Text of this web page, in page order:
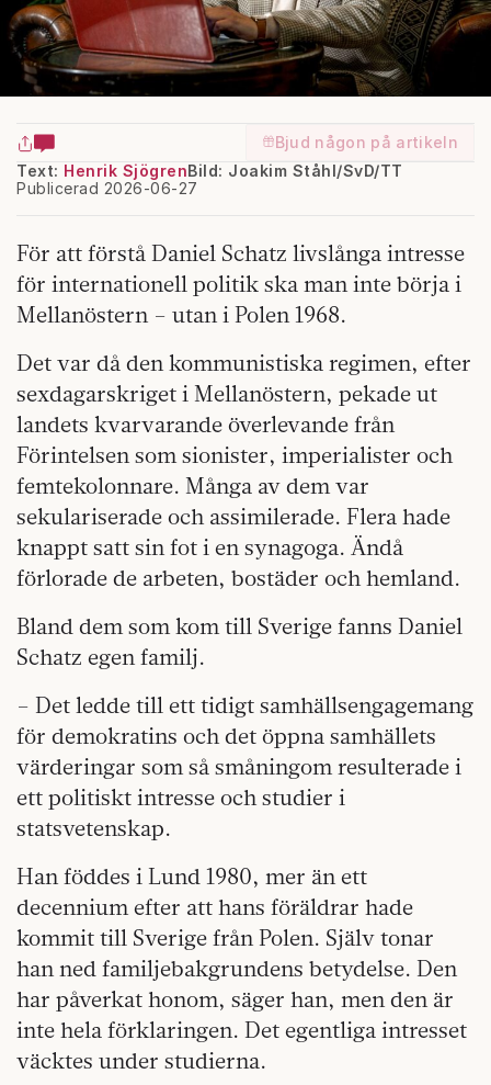
Bjud någon på artikeln
Text: Henrik Sjögren
Publicerad 2026-06-27
Bild: Joakim Ståhl/SvD/TT
För att förstå Daniel Schatz livslånga intresse
för internationell politik ska man inte börja i
Mellanöstern – utan i Polen 1968.
Det var då den kommunistiska regimen, efter
sexdagarskriget i Mellanöstern, pekade ut
landets kvarvarande överlevande från
Förintelsen som sionister, imperialister och
femtekolonnare. Många av dem var
sekulariserade och assimilerade. Flera hade
knappt satt sin fot i en synagoga. Ändå
förlorade de arbeten, bostäder och hemland.
Bland dem som kom till Sverige fanns Daniel
Schatz egen familj.
– Det ledde till ett tidigt samhällsengagemang
för demokratins och det öppna samhällets
värderingar som så småningom resulterade i
ett politiskt intresse och studier i
statsvetenskap.
Han föddes i Lund 1980, mer än ett
decennium efter att hans föräldrar hade
kommit till Sverige från Polen. Själv tonar
han ned familjebakgrundens betydelse. Den
har påverkat honom, säger han, men den är
inte hela förklaringen. Det egentliga intresset
väcktes under studierna.